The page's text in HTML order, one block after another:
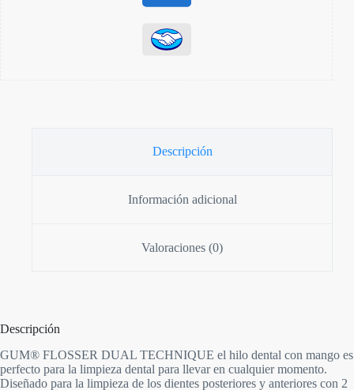
Descripción
Información adicional
Valoraciones (0)
Descripción
GUM® FLOSSER DUAL TECHNIQUE el hilo dental con mango es
perfecto para la limpieza dental para llevar en cualquier momento.
Diseñado para la limpieza de los dientes posteriores y anteriores con 2